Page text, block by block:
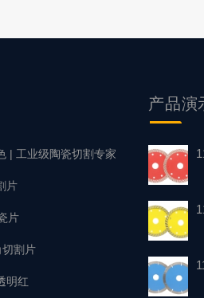
| 工业级陶瓷切割专家
片
片
切割片
明红
产品演